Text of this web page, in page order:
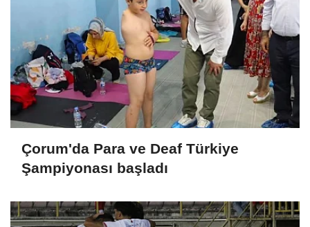
Çorum'da Para ve Deaf Türkiye
Şampiyonası başladı